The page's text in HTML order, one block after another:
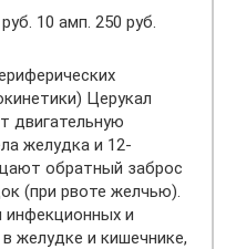
10 амп. 250 руб.
Церукал
двигательную
желудка и 12-
обратный заброс
(при рвоте желчью).
и
желудке и кишечнике,